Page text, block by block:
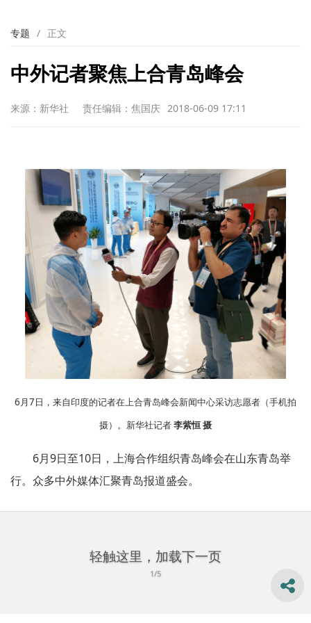
专题 / 正文
中外记者聚焦上合青岛峰会
来源：新华社 责任编辑：焦国庆 2018-06-09 17:11
6月7日，来自印度的记者在上合青岛峰会新闻中心采访志愿者（手机拍
摄）。新华社记者李紫恒 摄
6月9日至10日，上海合作组织青岛峰会在山东青岛举
行。众多中外媒体汇聚青岛报道盛会。
轻触这里，加载下一页
1/5